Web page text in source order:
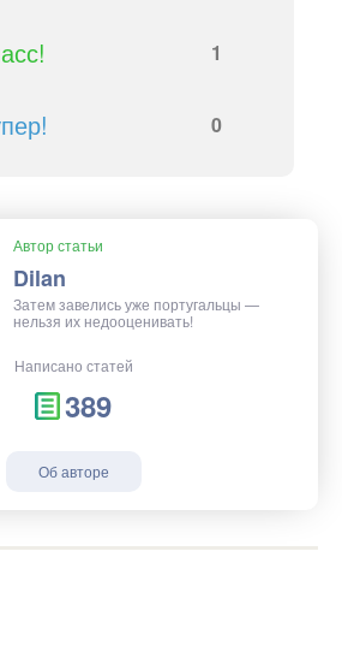
1
0
Автор статьи
Dilan
Затем завелись уже португальцы —
нельзя их недооценивать!
Написано статей
389
Об авторе